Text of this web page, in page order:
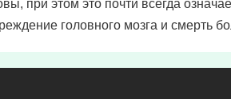
при этом это почти всегда
головного мозга и смерть